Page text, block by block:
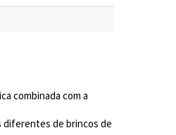
combinada com a
diferentes de brincos de